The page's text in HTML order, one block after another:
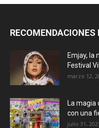
RECOMENDACIONES
Emjay, la
Festival
marzo 12,
La magia
con una
julio 31,